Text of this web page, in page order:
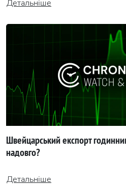
Детальніше
Швейцарський експорт
надовго?
Детальніше